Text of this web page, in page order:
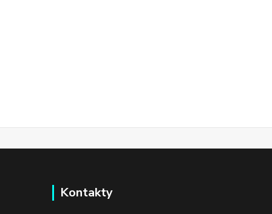
Kontakty